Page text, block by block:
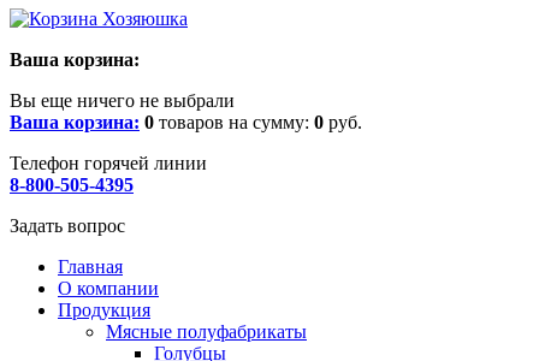
Ваша корзина:
Вы еще ничего не выбрали
Ваша корзина: 0 товаров на сумму: 0 руб.
Телефон горячей линии
8-800-505-4395
Задать вопрос
Главная
О компании
Продукция
Мясные полуфабрикаты
Голубцы